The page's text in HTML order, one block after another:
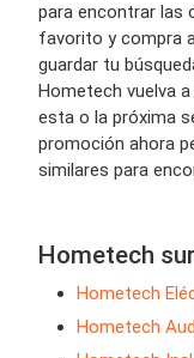
para encontrar las
favorito y compra
guardar tu
Hometech vuelva
esta o la próxima
promoción ahora
similares para
Hometech
Hometech
Hometech